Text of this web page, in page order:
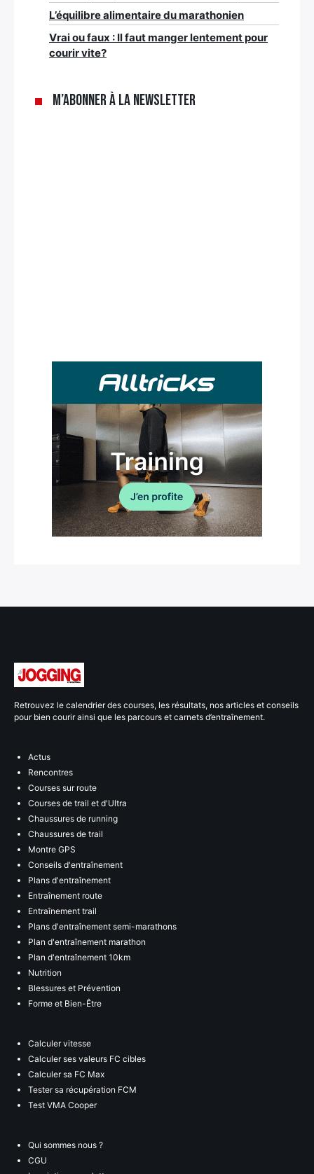
L’équilibre alimentaire du marathonien
Vrai ou faux : Il faut manger lentement pour
courir vite?
M’abonner à la newsletter
Retrouvez le calendrier des courses, les résultats, nos articles et conseils
pour bien courir ainsi que les parcours et carnets d’entraînement.
Actus
Rencontres
Courses sur route
Courses de trail et d'Ultra
Chaussures de running
Chaussures de trail
Montre GPS
Conseils d'entraînement
Plans d'entraînement
Entraînement route
Entraînement trail
Plans d'entraînement semi-marathons
Plan d'entraînement marathon
Plan d'entraînement 10km
Nutrition
Blessures et Prévention
Forme et Bien-Être
Calculer vitesse
Calculer ses valeurs FC cibles
Calculer sa FC Max
Tester sa récupération FCM
Test VMA Cooper
Qui sommes nous ?
CGU